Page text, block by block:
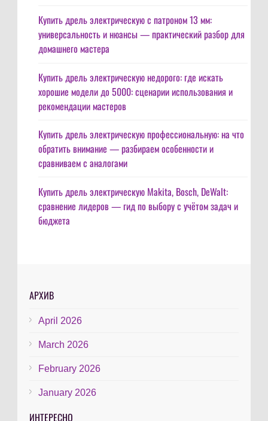
Купить дрель электрическую с патроном 13 мм:
универсальность и нюансы — практический разбор для
домашнего мастера
Купить дрель электрическую недорого: где искать
хорошие модели до 5000: сценарии использования и
рекомендации мастеров
Купить дрель электрическую профессиональную: на что
обратить внимание — разбираем особенности и
сравниваем с аналогами
Купить дрель электрическую Makita, Bosch, DeWalt:
сравнение лидеров — гид по выбору с учётом задач и
бюджета
АРХИВ
April 2026
March 2026
February 2026
January 2026
ИНТЕРЕСНО